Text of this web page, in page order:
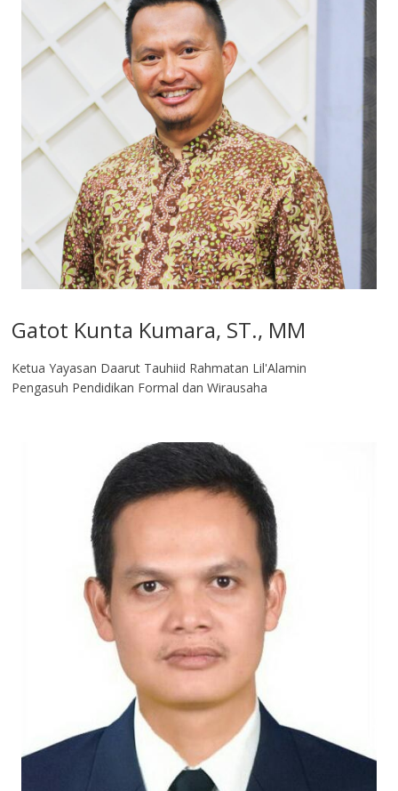
Gatot Kunta Kumara, ST., MM
Ketua Yayasan Daarut Tauhiid Rahmatan Lil'Alamin
Pengasuh Pendidikan Formal dan Wirausaha